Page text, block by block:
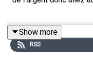
Pour venir
super fort sur ce
Show more
RSS